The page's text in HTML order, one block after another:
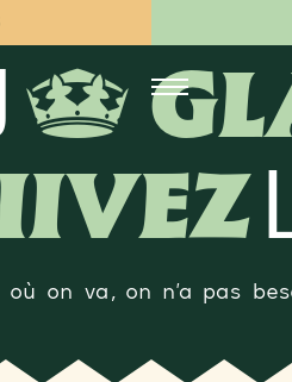
D
où on va, on n’a pas